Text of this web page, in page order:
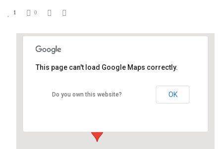
1 0
Industriestraße 3 - Schöllkrippen
This page can't load Google Maps correctly.
Do you own this website? OK